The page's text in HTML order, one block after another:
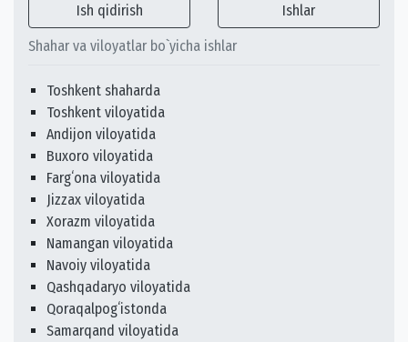
Ish qidirish Ishlar
Shahar va viloyatlar bo`yicha ishlar
Toshkent shaharda
Toshkent viloyatida
Andijon viloyatida
Buxoro viloyatida
Fargʻona viloyatida
Jizzax viloyatida
Xorazm viloyatida
Namangan viloyatida
Navoiy viloyatida
Qashqadaryo viloyatida
Qoraqalpogʻistonda
Samarqand viloyatida